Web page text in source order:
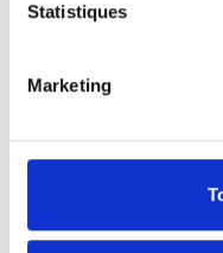
Statistiques
Marketing